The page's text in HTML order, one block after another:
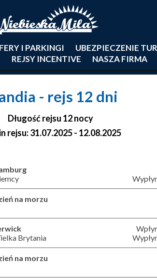
I PARKINGI UBEZPIECZENIE
REJSY INCENTIVE NASZA FIRMA
- rejs 12 dni
Długość rejsu 12 nocy
rejsu: 31.07.2025 - 12.08.2025
na morzu
Brytania
na morzu